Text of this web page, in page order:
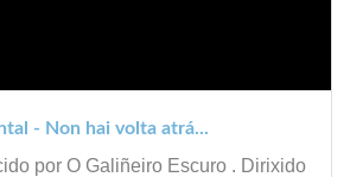
- Non hai volta atrá...
por O Galiñeiro Escuro . Dirixido